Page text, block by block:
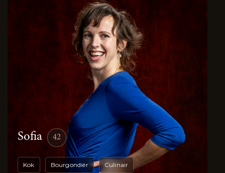
Sofia 42
Kok Bourgondiër Culinair